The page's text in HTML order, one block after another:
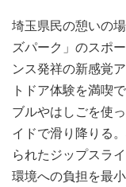
埼玉県民の憩いの
ズパーク」のスポ
ンス発祥の新感覚
トドア体験を満喫
ブルやはしごを使
イドで滑り降りる
られたジップスラ
環境への負担を最